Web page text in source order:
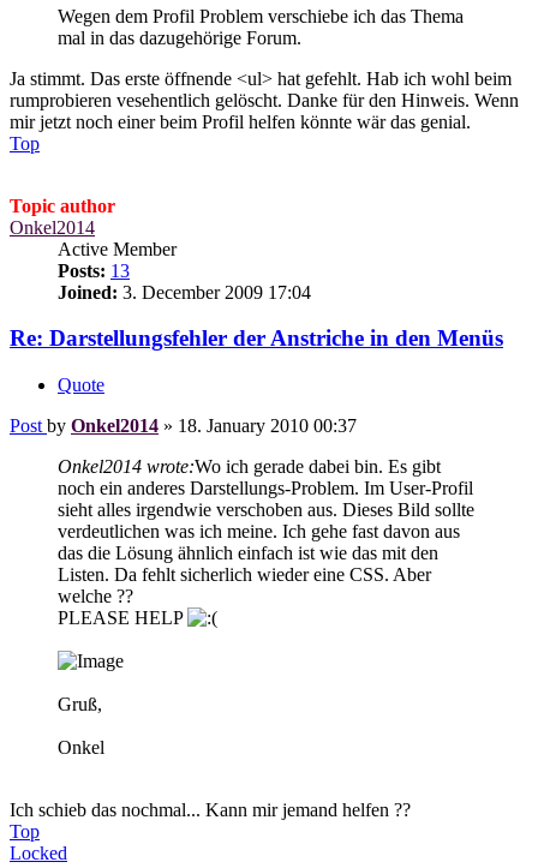
Wegen dem Profil Problem verschiebe ich das Thema
mal in das dazugehörige Forum.
Ja stimmt. Das erste öffnende <ul> hat gefehlt. Hab ich wohl beim
rumprobieren vesehentlich gelöscht. Danke für den Hinweis. Wenn
mir jetzt noch einer beim Profil helfen könnte wär das genial.
Top
Topic author
Onkel2014
Active Member
Posts: 13
Joined: 3. December 2009 17:04
Re: Darstellungsfehler der Anstriche in den Menüs
Quote
Post by Onkel2014 » 18. January 2010 00:37
Onkel2014 wrote:Wo ich gerade dabei bin. Es gibt
noch ein anderes Darstellungs-Problem. Im User-Profil
sieht alles irgendwie verschoben aus. Dieses Bild sollte
verdeutlichen was ich meine. Ich gehe fast davon aus
das die Lösung ähnlich einfach ist wie das mit den
Listen. Da fehlt sicherlich wieder eine CSS. Aber
welche ??
PLEASE HELP
Gruß,
Onkel
Ich schieb das nochmal... Kann mir jemand helfen ??
Top
Locked